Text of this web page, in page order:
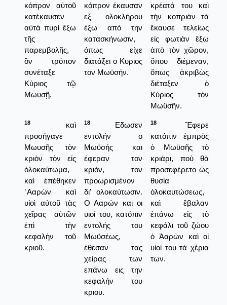
κόπρον αὐτοῦ
κατέκαυσεν
αὐτὰ πυρὶ ἔξω
τῆς
παρεμβολῆς,
ὃν τρόπον
συνέταξε
Κύριος τῷ
Μωυσῇ.
κόπρον έκαυσαν
εξ ολοκλήρου
έξω από την
κατασκήνωσιν,
όπως είχε
διατάξει ο Κυριος
τον Μωϋσήν.
κρέατά του καὶ
τὴν κοπριὰν τὰ
ἔκαυσε τελείως
εἰς φωτιὰν ἔξω
ἀπὸ τὸν χῶρον,
ὅπου διέμεναν,
ὅπως ἀκριβὼς
διέταξεν ὁ
Κύριος τὸν
Μωϋσῆν.
18
καὶ
προσήγαγε
Μωυσῆς τὸν
κριὸν τὸν εἰς
ὁλοκαύτωμα,
καὶ ἐπέθηκεν
᾿Ααρὼν καὶ
υἱοὶ αὐτοῦ τὰς
χεῖρας αὐτῶν
ἐπὶ τὴν
κεφαλὴν τοῦ
κριοῦ.
18
Εδωσεν
εντολήν ο
Μωϋσής και
έφεραν τον
κριόν, τον
προωρισμένον
δι' ολοκαύτωσιν.
Ο Ααρών και οι
υιοί του, κατόπιν
εντολής του
Μωϋσέως,
έθεσαν τας
χείρας των
επάνω εις την
κεφαλήν του
κριου.
18
Ἔφερε
κατόπιν ἐμπρὸς
ὁ Μωϋσῆς τὸ
κριάρι, ποὺ θὰ
προσεφέρετο ὡς
θυσία
ὁλοκαυτώσεως,
καὶ ἔβαλαν
ἐπάνω εἰς τὸ
κεφάλι τοῦ ζώου
ὁ Ἀαρὼν καὶ οἱ
υἱοί του τὰ χέρια
των.